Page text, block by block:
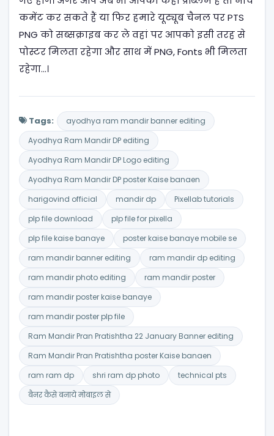
कमेंट कर सकते हैं या फिर हमारे यूट्यूब चैनल पर PTS
PNG को सब्सक्राइब कर ले वहां पर आपको इसी तरह से
पोस्टर मिलता रहेगा और साथ में PNG, Fonts भी मिलता
रहेगा…।
Tags:
ayodhya ram mandir banner editing
Ayodhya Ram Mandir DP editing
Ayodhya Ram Mandir DP Logo editing
Ayodhya Ram Mandir DP poster Kaise banaen
harigovind official
mandir dp
Pixellab tutorials
plp file download
plp file for pixella
plp file kaise banaye
poster kaise banaye mobile se
ram mandir banner editing
ram mandir dp editing
ram mandir photo editing
ram mandir poster
ram mandir poster kaise banaye
ram mandir poster plp file
Ram Mandir Pran Pratishtha 22 January Banner editing
Ram Mandir Pran Pratishtha poster Kaise banaen
ram ram dp
shri ram dp photo
technical pts
बैनर कैसे बनाये मोबाइल से